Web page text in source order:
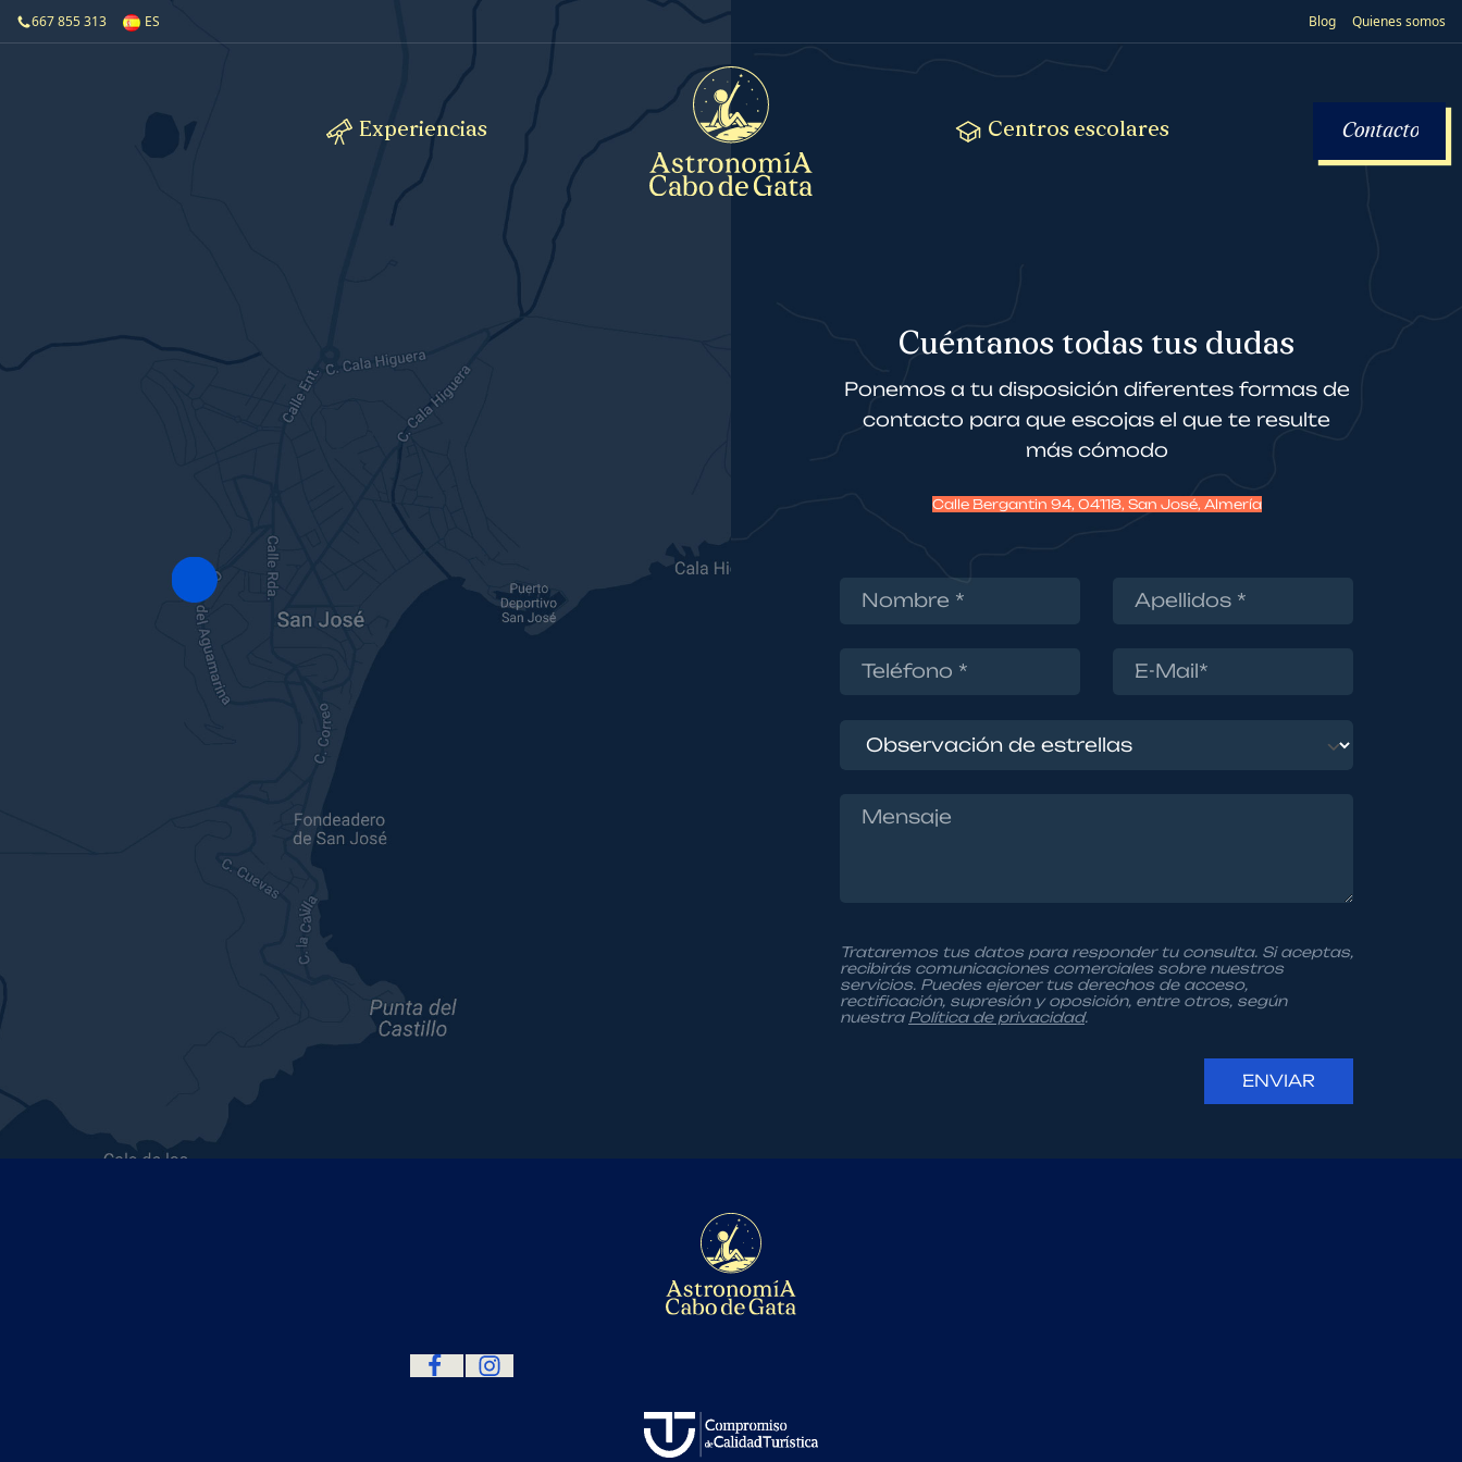
667 855 313 ES Blog Quienes somos
Experiencias Centros escolares Contacto
Cuéntanos todas tus dudas
Ponemos a tu disposición diferentes formas de
contacto para que escojas el que te resulte
más cómodo
Calle Bergantin 94, 04118, San José, Almería
Trataremos tus datos para responder tu consulta. Si aceptas,
recibirás comunicaciones comerciales sobre nuestros
servicios. Puedes ejercer tus derechos de acceso,
rectificación, supresión y oposición, entre otros, según
nuestra Política de privacidad.
ENVIAR